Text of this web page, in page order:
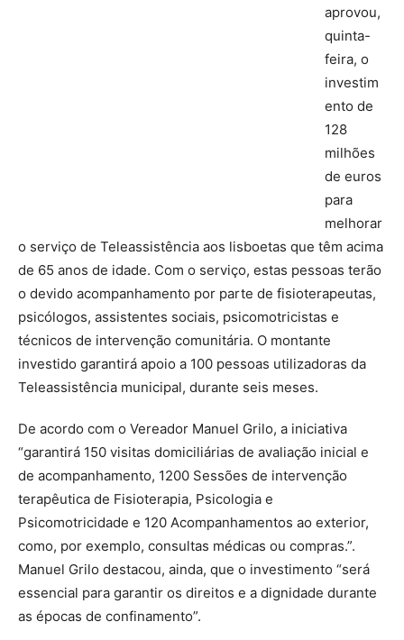
aprovou,
quinta-
feira, o
investim
ento de
128
milhões
de euros
para
melhorar
o serviço de Teleassistência aos lisboetas que têm acima
de 65 anos de idade. Com o serviço, estas pessoas terão
o devido acompanhamento por parte de fisioterapeutas,
psicólogos, assistentes sociais, psicomotricistas e
técnicos de intervenção comunitária. O montante
investido garantirá apoio a 100 pessoas utilizadoras da
Teleassistência municipal, durante seis meses.
De acordo com o Vereador Manuel Grilo, a iniciativa
“garantirá 150 visitas domiciliárias de avaliação inicial e
de acompanhamento, 1200 Sessões de intervenção
terapêutica de Fisioterapia, Psicologia e
Psicomotricidade e 120 Acompanhamentos ao exterior,
como, por exemplo, consultas médicas ou compras.”.
Manuel Grilo destacou, ainda, que o investimento “será
essencial para garantir os direitos e a dignidade durante
as épocas de confinamento”.